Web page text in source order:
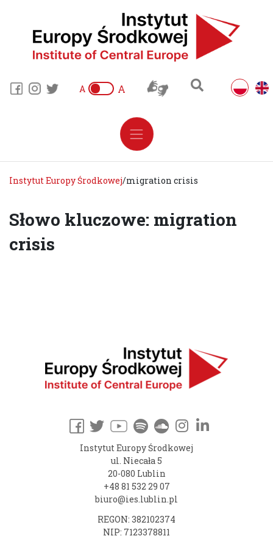
A A
Instytut Europy Środkowej/migration crisis
Słowo kluczowe: migration
crisis
Instytut Europy Środkowej
ul. Niecała 5
20-080 Lublin
+48 81 532 29 07
biuro@ies.lublin.pl
REGON: 382102374
NIP: 7123378811